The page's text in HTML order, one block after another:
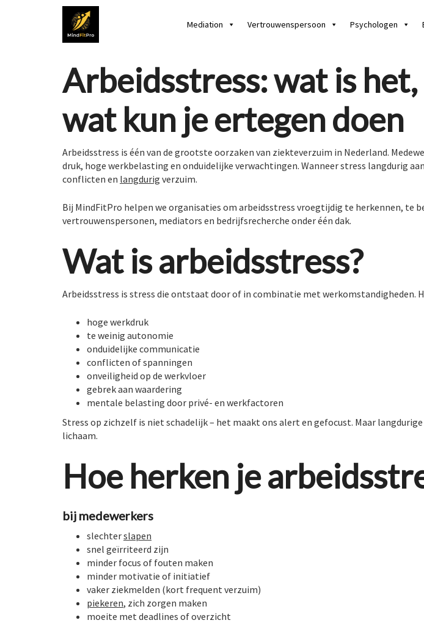
Mediation Vertrouwenspersoon Psychologen
Arbeidsstress: wat is
wat kun je ertegen doen
Arbeidsstress is één van de grootste oorzaken van ziekteverzuim in Nederland.
druk, hoge werkbelasting en onduidelijke verwachtingen. Wanneer stress langdurig
conflicten en langdurig verzuim.
Bij MindFitPro helpen we organisaties om arbeidsstress vroegtijdig te herkennen, te
vertrouwenspersonen, mediators en bedrijfsrecherche onder één dak.
Wat is arbeidsstress?
Arbeidsstress is stress die ontstaat door of in combinatie met werkomstandigheden.
hoge werkdruk
te weinig autonomie
onduidelijke communicatie
conflicten of spanningen
onveiligheid op de werkvloer
gebrek aan waardering
mentale belasting door privé- en werkfactoren
Stress op zichzelf is niet schadelijk – het maakt ons alert en gefocust. Maar
lichaam.
Hoe herken je
bij medewerkers
slechterslapen
snel geïrriteerd zijn
minder focus of fouten maken
minder motivatie of initiatief
vaker ziekmelden (kort frequent verzuim)
piekeren, zich zorgen maken
moeite met deadlines of overzicht